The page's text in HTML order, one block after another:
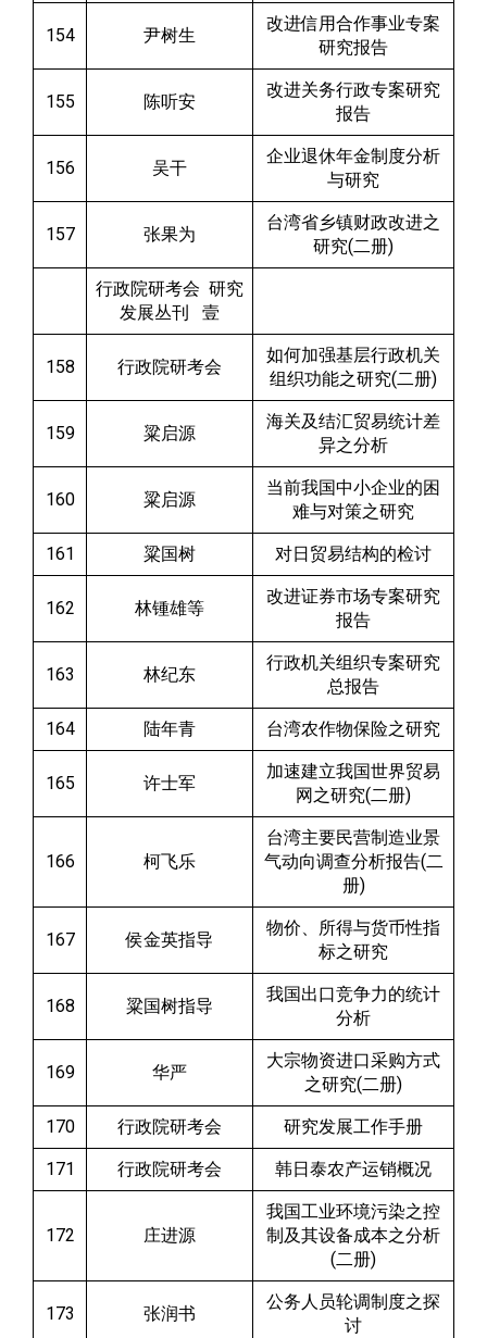
154 尹树生
改进信用合作事业专案
研究报告
155 陈听安
改进关务行政专案研究
报告
156 吴干
企业退休年金制度分析
与研究
157 张果为
台湾省乡镇财政改进之
研究(二册)
行政院研考会 研究
发展丛刊 壹
158 行政院研考会
如何加强基层行政机关
组织功能之研究(二册)
159 粱启源
海关及结汇贸易统计差
异之分析
160 粱启源
当前我国中小企业的困
难与对策之研究
161 粱国树 对日贸易结构的检讨
162 林锺雄等
改进证券市场专案研究
报告
163 林纪东
行政机关组织专案研究
总报告
164 陆年青 台湾农作物保险之研究
165 许士军
加速建立我国世界贸易
网之研究(二册)
166 柯飞乐
台湾主要民营制造业景
气动向调查分析报告(二
册)
167 侯金英指导
物价、所得与货币性指
标之研究
168 粱国树指导
我国出口竞争力的统计
分析
169 华严
大宗物资进口采购方式
之研究(二册)
170 行政院研考会 研究发展工作手册
171 行政院研考会 韩日泰农产运销概况
172 庄进源
我国工业环境污染之控
制及其设备成本之分析
(二册)
173 张润书
公务人员轮调制度之探
讨